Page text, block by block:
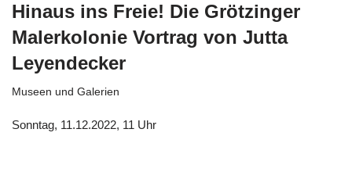
Hinaus ins Freie! Die Grötzinger
Malerkolonie Vortrag von Jutta
Leyendecker
Museen und Galerien
Sonntag, 11.12.2022, 11 Uhr